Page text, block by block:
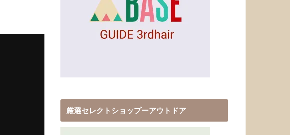
厳選セレクトショップーアウトドア